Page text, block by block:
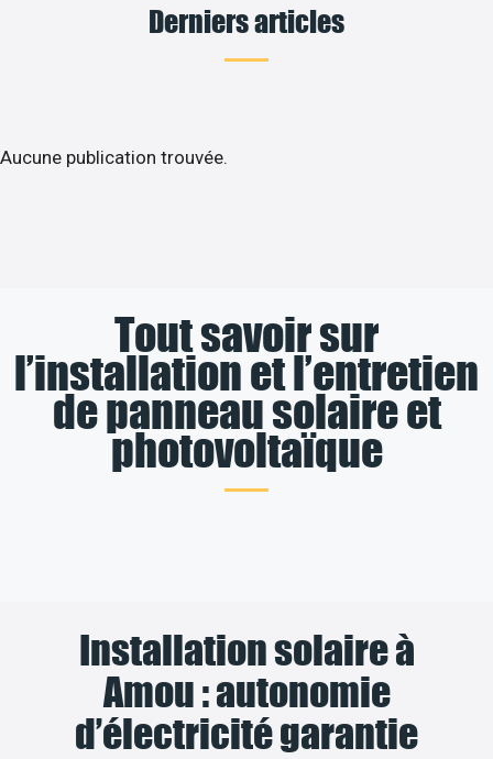
Derniers articles
Aucune publication trouvée.
Tout savoir sur
l’installation et l’entretien
de panneau solaire et
photovoltaïque
Installation solaire à
Amou : autonomie
d’électricité garantie